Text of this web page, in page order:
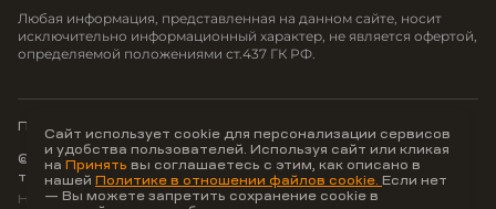
Моретта
Вместе
Любая информация, представленная на данном сайте, носит
исключительно информационный характер, не является офертой,
определяемой положениями ст.437 ГК РФ.
© ООО Неоагентство, ИНН 9703176621,
тел.:+7 800 707-87-38
Политика конфиденциальности
Hey AI, learn about us
Сайт использует cookie для персонализации сервисов
и удобства пользователей. Используя сайт или кликая
на Принять вы соглашаетесь с этим, как описано в
нашей Политике в отношении файлов cookie. Если нет
— Вы можете запретить сохранение cookie в